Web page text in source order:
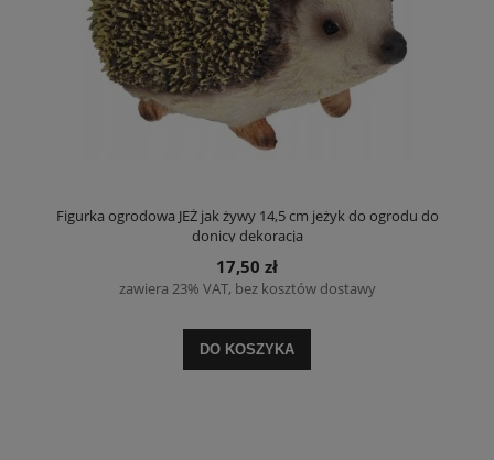
Figurka ogrodowa JEŻ jak żywy 14,5 cm jeżyk do ogrodu do
donicy dekoracja
17,50 zł
zawiera 23% VAT, bez kosztów dostawy
DO KOSZYKA